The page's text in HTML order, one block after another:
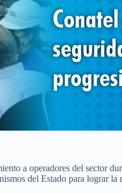
a operadores del sector
del Estado para lograr